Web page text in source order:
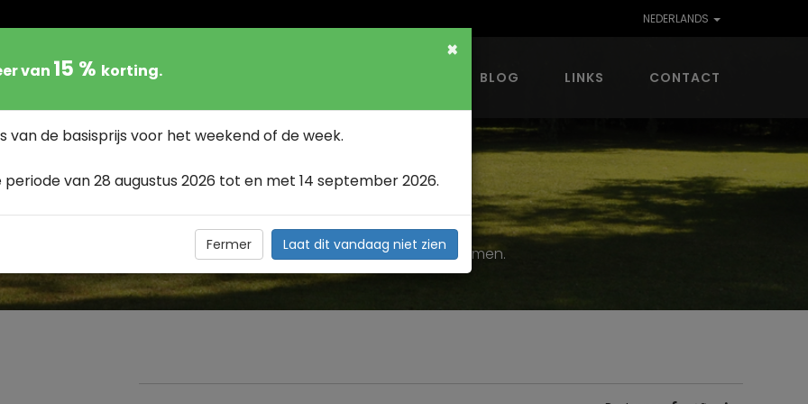
NEDERLANDS
BESCHIKBAARHEID BLOG LINKS CONTACT
VAN DE SEMOIS >
Semois met de kayak ! Landschappen die u de adem zullen benemen.
×
van 15 % korting.
van de basisprijs voor het weekend of de week.
periode van 28 augustus 2026 tot en met 14 september 2026.
Fermer Laat dit vandaag niet zien